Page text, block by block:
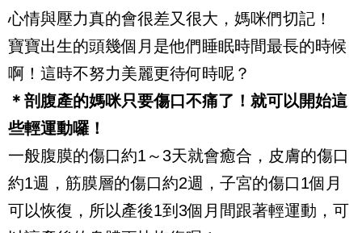
心情與壓力真的會很差又很大，媽咪們切記！
寶寶出生的頭幾個月是他們睡眠時間最長的時候
啊！這時不努力美麗更待何時呢？
＊剖腹產的媽咪只要傷口不痛了！就可以開始這
些輕運動囉！
一般腹膜的傷口約1～3天就會癒合，皮膚的傷口
約1週，筋膜層的傷口約2週，子宮的傷口1個月
可以恢復，所以產後1到3個月間跟著輕運動，可